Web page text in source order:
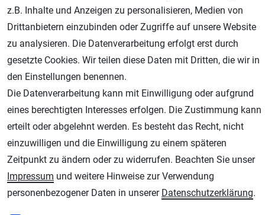
Geprüfter Shop
AGB Widerrufsrecht Datenschutz Impressum
Unsere weiteren Shops:
z.B. Inhalte und Anzeigen zu personalisieren, Medien von
Drittanbietern einzubinden oder Zugriffe auf unsere Website
zu analysieren. Die Datenverarbeitung erfolgt erst durch
gesetzte Cookies. Wir teilen diese Daten mit Dritten, die wir in
den Einstellungen benennen.
Die Datenverarbeitung kann mit Einwilligung oder aufgrund
eines berechtigten Interesses erfolgen. Die Zustimmung kann
erteilt oder abgelehnt werden. Es besteht das Recht, nicht
einzuwilligen und die Einwilligung zu einem späteren
Zeitpunkt zu ändern oder zu widerrufen. Beachten Sie unser
Impressum und weitere Hinweise zur Verwendung
personenbezogener Daten in unserer Daten­schutz­erklärung.